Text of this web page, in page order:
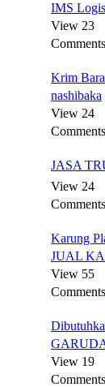
IMS
View 23
Krim
nashibaka
View 24
JASA
View 24
Karung
JUAL
View 55
View 19